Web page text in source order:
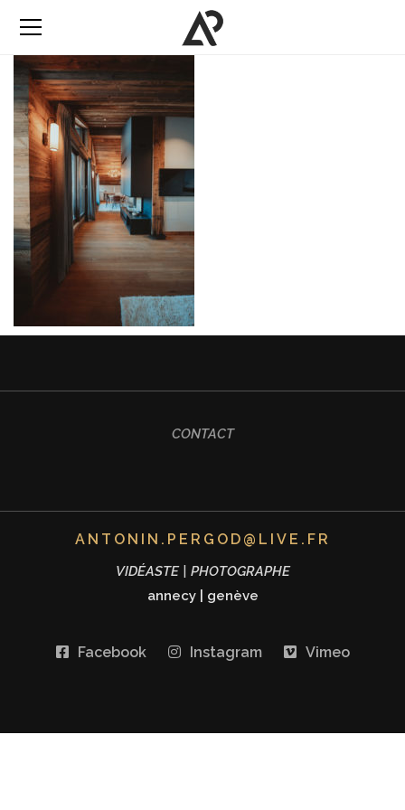
CONTACT
ANTONIN.PERGOD@LIVE.FR
VIDÉASTE | PHOTOGRAPHE
annecy| genève
Facebook Instagram Vimeo